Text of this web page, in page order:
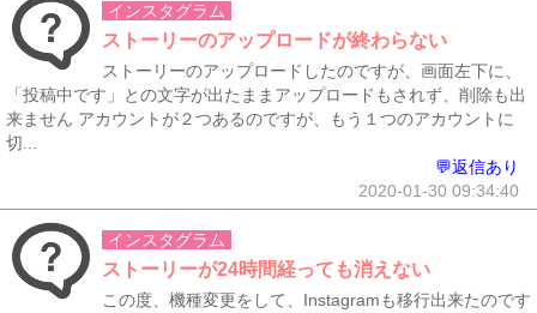
インスタグラム
ストーリーのアップロードが終わらない
ストーリーのアップロードしたのですが、画面左下に、
「投稿中です」との文字が出たままアップロードもされず、削除も出
来ません アカウントが２つあるのですが、もう１つのアカウントに
切...
💬返信あり
2020-01-30 09:34:40
インスタグラム
ストーリーが24時間経っても消えない
この度、機種変更をして、Instagramも移行出来たのです